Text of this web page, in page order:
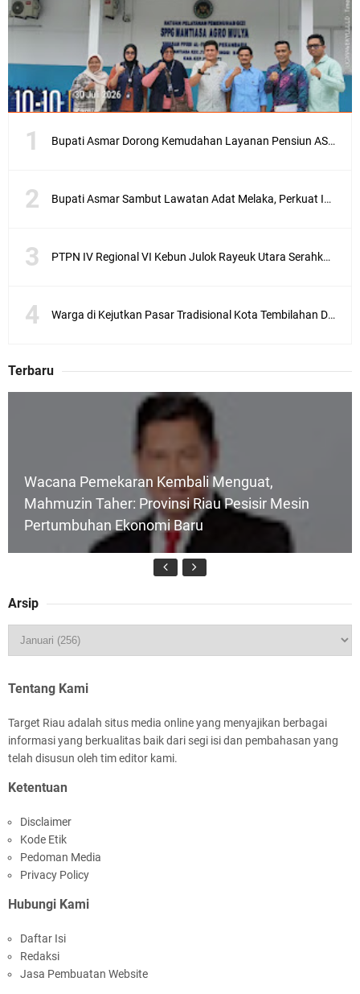
Bupati Asmar Dorong Kemudahan Layanan Pensiun ASN melalui Sinergi dengan BRK Syariah
Bupati Asmar Sambut Lawatan Adat Melaka, Perkuat Ikatan Serumpun Indonesia–Malaysia di Kepulauan Meranti
PTPN IV Regional VI Kebun Julok Rayeuk Utara Serahkan Bantuan Mesin Genset untuk Dayah Darul Fata
Warga di Kejutkan Pasar Tradisional Kota Tembilahan Dilalap Api Dini Hari
Terbaru
Wacana Pemekaran Kembali Menguat,
Mahmuzin Taher: Provinsi Riau Pesisir Mesin
Pertumbuhan Ekonomi Baru
HUT IBI Ke-75, Bupati Asmar: Bidan Garda
2045
Meranti Ditepungtawari, Sinergi Adat hingga
Green Policing Menguat
Bupati Asmar Sambut Lawatan Adat Melaka,
Arsip
Tentang Kami
Target Riau adalah situs media online yang menyajikan berbagai
informasi yang berkualitas baik dari segi isi dan pembahasan yang
telah disusun oleh tim editor kami.
Ketentuan
Disclaimer
Kode Etik
Pedoman Media
Privacy Policy
Hubungi Kami
Daftar Isi
Redaksi
Jasa Pembuatan Website